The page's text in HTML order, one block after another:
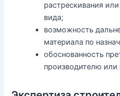
растрескивания
вида;
возможность
материала по
обоснованность
производителю или